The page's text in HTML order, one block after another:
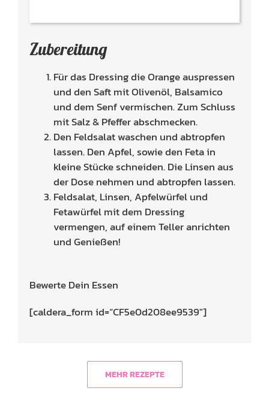
Zubereitung
Für das Dressing die Orange auspressen
und den Saft mit Olivenöl, Balsamico
und dem Senf vermischen. Zum Schluss
mit Salz & Pfeffer abschmecken.
Den Feldsalat waschen und abtropfen
lassen. Den Apfel, sowie den Feta in
kleine Stücke schneiden. Die Linsen aus
der Dose nehmen und abtropfen lassen.
Feldsalat, Linsen, Apfelwürfel und
Fetawürfel mit dem Dressing
vermengen, auf einem Teller anrichten
und Genießen!
Bewerte Dein Essen
[caldera_form id=“CF5e0d208ee9539″]
MEHR REZEPTE